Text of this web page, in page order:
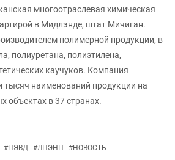
многоотраслевая химическая
в Мидлэнде, штат Мичиган.
полимерной продукции, в
полиуретана, полиэтилена,
каучуков. Компания
тысяч наименований продукции на
объектах в 37 странах.
#ПЭВД #ЛПЭНП #НОВОСТЬ